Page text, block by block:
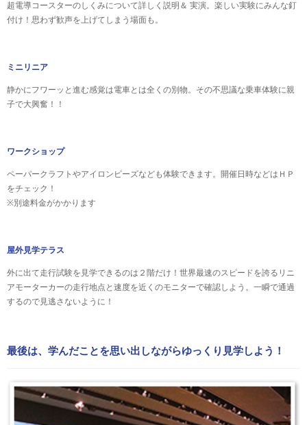
超電導コースターのしくみについて詳しく説明＆ 実演。楽しい実験にみんな釘
付け！思わず歓声を上げてしまう場面も。
ミニリニア
静かにフワーッと進む感覚は電車とは全くの別物。その不思議な乗車体験に親
子で大興奮！！
ワークショップ
ペーパークラフトやアイロンビーズなども体験できます。開催日時などはＨＰ
をチェック！
※別途料金がかかります
屋外見学テラス
外に出て走行試験を見学できるのは２階だけ！世界最速のスピードを誇るリニ
アモーターカーの走行地点と速度を近くのモニターで確認しよう。一瞬で通過
するので見逃さないように！
最後は、学んだことを思い出しながらゆっくり見学しよう！